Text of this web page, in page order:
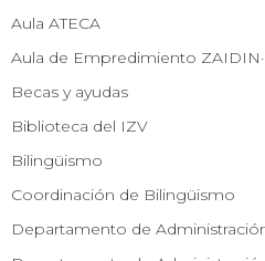
Aula ATECA
Aula de Empredimiento
Becas y ayudas
Biblioteca del IZV
Bilingüismo
Coordinación de Bilingüismo
Departamento de